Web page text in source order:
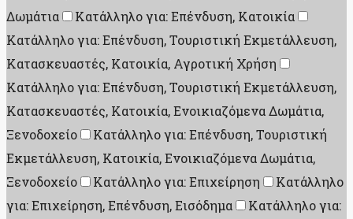
Δωμάτια
Κατάλληλο για: Επένδυση, Κατοικία
Κατάλληλο για: Επένδυση, Τουριστική Εκμετάλλευση,
Κατασκευαστές, Κατοικία, Αγροτική Χρήση
Κατάλληλο για: Επένδυση, Τουριστική Εκμετάλλευση,
Κατασκευαστές, Κατοικία, Ενοικιαζόμενα Δωμάτια,
Ξενοδοχείο
Κατάλληλο για: Επένδυση, Τουριστική
Εκμετάλλευση, Κατοικία, Ενοικιαζόμενα Δωμάτια,
Ξενοδοχείο
Κατάλληλο για: Επιχείρηση
Κατάλληλο
για: Επιχείρηση, Επένδυση, Εισόδημα
Κατάλληλο για: